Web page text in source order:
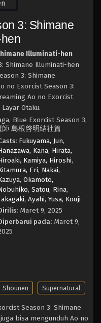
3: Shimane
Illuminati-hen
Shimane Illuminati-hen
3: Shimane
no Exorcist Season 3:
Ao no Exorcist
Otaku.
Blue Exorcist Season 3,
島根啓明結社篇
Fukuyama, Jun,
Kana, Hirata,
, Kamiya, Hiroshi,
Eri, Nakai,
,Okamoto,
,Satou, Rina,
Ayahi,Yusa, Kouji
Maret 9, 2025
pada: Maret 9,
Shounen Supernatural
Season 3: Shimane
bisa mengunduh Ao no